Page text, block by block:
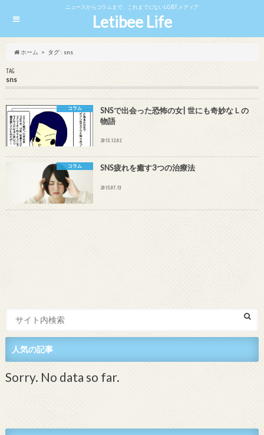
ニュースからコラムまで、これまでにないLGBTメディア
Letibee Life
ホーム タグ : sns
TAG
sns
コラム
SNSで出会った恐怖の女| 世にも奇妙なＬの
物語
2015.12.02
コラム SNS疲れを癒す3つの治療法
2015.07.13
人気の記事
Sorry. No data so far.